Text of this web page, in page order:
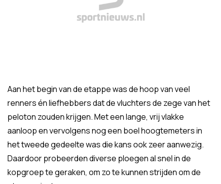
Aan het begin van de etappe was de hoop van veel
renners én liefhebbers dat de vluchters de zege van het
peloton zouden krijgen. Met een lange, vrij vlakke
aanloop en vervolgens nog een boel hoogtemeters in
het tweede gedeelte was die kans ook zeer aanwezig.
Daardoor probeerden diverse ploegen al snel in de
kopgroep te geraken, om zo te kunnen strijden om de